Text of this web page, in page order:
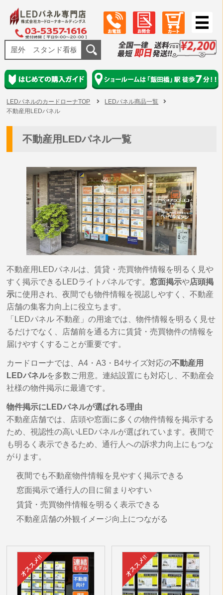
LEDパネルのカードローナTOP
LEDパネル商品一覧
不動産用LEDパネル
不動産用LEDパネル一覧
不動産用LEDパネルは、賃貸・売買物件情報を明るく見や
すく掲示できるLEDライトパネルです。 窓面掲示や店頭掲
示に使用され、夜間でも物件情報を視認しやすく、不動産
店舗の集客力向上に役立ちます。
「LEDパネル 不動産」の用途では、物件情報を明るく見せ
るだけでなく、店舗前を通る方に賃貸・売買物件の情報を
届けやすくすることが重要です。
カードローナでは、A4・A3・B4サイズ対応の不動産用
LEDパネルを多数ご用意。連結設置にも対応し、不動産会
社様の物件掲示に最適です。
物件掲示にLEDパネルが選ばれる理由
不動産店舗では、店頭や窓面に多くの物件情報を掲示する
ため、視認性の高いLEDパネルが選ばれています。夜間で
も明るく表示できるため、通行人への訴求力向上にもつな
がります。
夜間でも不動産物件情報を見やすく掲示できる
窓面掲示で通行人の目に留まりやすい
賃貸・売買物件情報を明るく表示できる
不動産店舗の外観イメージ向上につながる